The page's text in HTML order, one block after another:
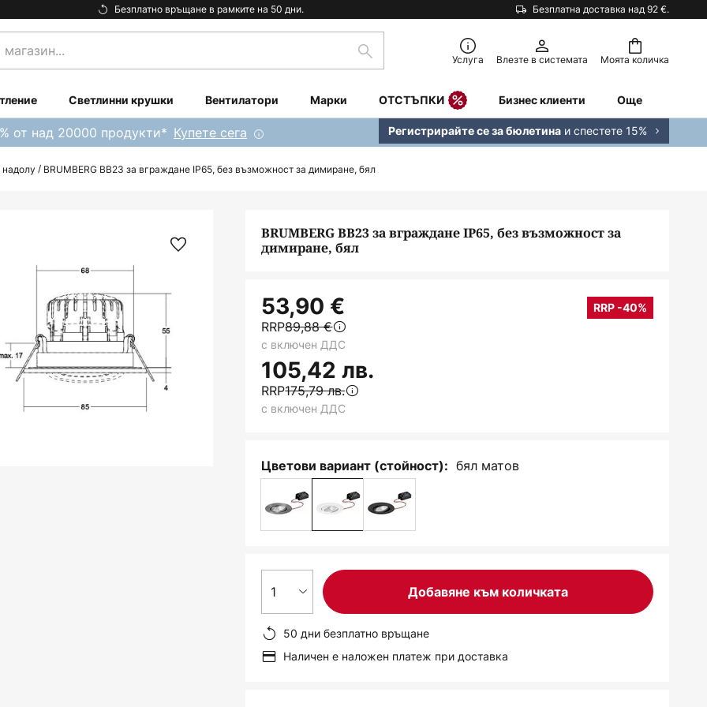
Безплатно връщане в рамките на 50 дни. Безплатна доставка над 92 €.
Моята количка
Търсене Услуга Влезте в системата
Светлинни крушки Вентилатори Марки ОТСТЪПКИ Бизнес клиенти Още
от над 20000 продукти* Купете сега Регистрирайте се за бюлетина и спестете 15%
BRUMBERG BB23 за вграждане IP65, без възможност за димиране, бял
BRUMBERG BB23 за вграждане IP65, без възможност за
димиране, бял
53,90 € RRP -40%
RRP89,88 €
105,42 лв.
RRP175,79 лв.
с включен ДДС
с включен ДДС
Цветови вариант (стойност): бял матов
1 Добавяне към количката
50 дни безплатно връщане
Наличен е наложен платеж при доставка